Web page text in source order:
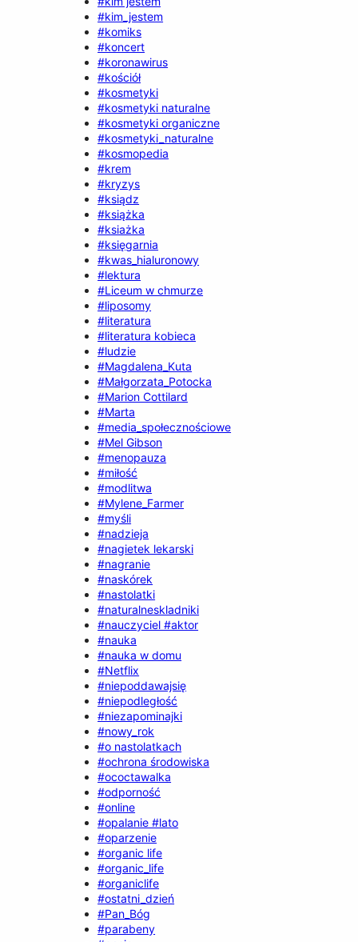
#kim_jestem
#komiks
#koncert
#koronawirus
#kościół
#kosmetyki
#kosmetyki naturalne
#kosmetyki organiczne
#kosmetyki_naturalne
#kosmopedia
#krem
#kryzys
#ksiądz
#książka
#ksiażka
#księgarnia
#kwas_hialuronowy
#lektura
#Liceum w chmurze
#liposomy
#literatura
#literatura kobieca
#ludzie
#Magdalena_Kuta
#Małgorzata_Potocka
#Marion Cottilard
#Marta
#media_społecznościowe
#Mel Gibson
#menopauza
#miłość
#modlitwa
#Mylene_Farmer
#myśli
#nadzieja
#nagietek lekarski
#nagranie
#naskórek
#nastolatki
#naturalneskladniki
#nauczyciel #aktor
#nauka
#nauka w domu
#Netflix
#niepoddawajsię
#niepodległość
#niezapominajki
#nowy_rok
#o nastolatkach
#ochrona środowiska
#ococtawalka
#odporność
#online
#opalanie #lato
#oparzenie
#organic life
#organic_life
#organiclife
#ostatni_dzień
#Pan_Bóg
#parabeny